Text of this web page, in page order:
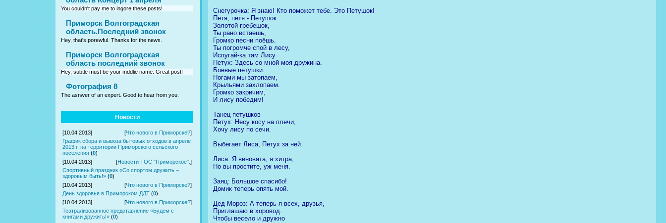
You couldn't pay me to ingore these posts!
Приморск Волгоградская
область.Последний звонок
Hey, that's porewful. Thanks for the news.
Приморск Волгоградская
область последний звонок
Hey, subtle must be your mddlie name. Great post!
Фотография 8
The asnwer of an expert. Good to hear from you.
Новости
[10.04.2013] [Что нового в Приморске?]
График сбора и вывоза бытовых отходов в апреле
2013 г. на территории Приморского сельского
поселения (0)
[10.04.2013]
[Новости ТОС "Приморское". ]
Спортивный праздник «Со спортом дружить –
здоровым быть!» (0)
[10.04.2013]
[Что нового в Приморске?]
День здоровья в Приморском ДДТ (0)
[10.04.2013]
[Что нового в Приморске?]
Театрализованное представление «Будем с
книгами дружить!» (0)
Снегурочка: Я знаю! Кто поможет тебе. Это Петушок!
Петя, петя - Петушок
Золотой гребешок,
Ты рано встаешь,
Громко песни поёшь.
Ты погромче спой в лесу,
Испугай-ка там Лису.
Петух: Здесь со мной моя дружина.
Боевые петушки.
Ногами мы затопаем,
Крыльями захлопаем.
Громко закричим,
И лису победим!
Танец петушков
Петух: Несу косу на плечи,
Хочу лису по сечи.
Выбегает Лиса, Петух за ней.
Лиса: Я виновата, я хитра,
Но вы простите, уж меня.
Заяц: Большое спасибо!
Домик теперь опять мой.
Дед Мороз: А теперь я всех, друзья,
Приглашаю в хоровод.
Чтобы весело и дружно